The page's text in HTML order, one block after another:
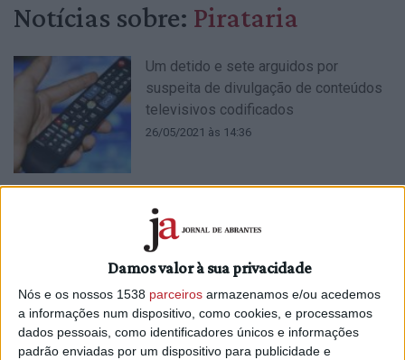
Damos valor à sua privacidade
Nós e os nossos 1538 parceiros armazenamos e/ou acedemos
a informações num dispositivo, como cookies, e processamos
dados pessoais, como identificadores únicos e informações
padrão enviadas por um dispositivo para publicidade e
Notícias sobre: Pirataria
Um detido e sete arguidos por
suspeita de divulgação de conteúdos
televisivos codificados
26/05/2021 às 14:36